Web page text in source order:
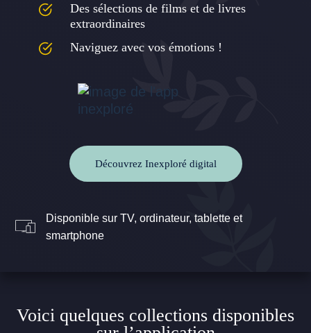
Des sélections de films et de livres
extraordinaires
Naviguez avec vos émotions !
Découvrez Inexploré digital
Disponible sur TV, ordinateur, tablette et
smartphone
Voici quelques collections disponibles